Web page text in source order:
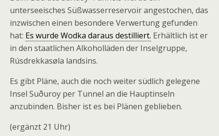
unterseeisches Süßwasserreservoir angestochen, das
inzwischen einen besondere Verwertung gefunden
hat: Es wurde Wodka daraus destilliert. Erhältlich ist er
in den staatlichen Alkoholläden der Inselgruppe,
Rúsdrekkasøla landsins.
Es gibt Pläne, auch die noch weiter südlich gelegene
Insel Suðuroy per Tunnel an die Hauptinseln
anzubinden. Bisher ist es bei Plänen geblieben.
(ergänzt 21 Uhr)